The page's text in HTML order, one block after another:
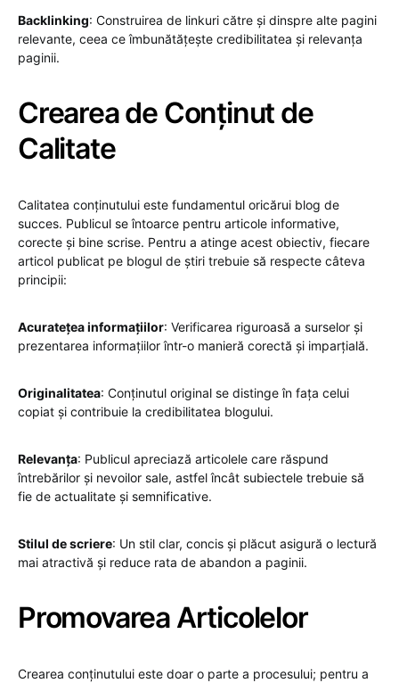
Backlinking: Construirea de linkuri către și dinspre alte pagini
relevante, ceea ce îmbunătățește credibilitatea și relevanța
paginii.
Crearea de Conținut de
Calitate
Calitatea conținutului este fundamentul oricărui blog de
succes. Publicul se întoarce pentru articole informative,
corecte și bine scrise. Pentru a atinge acest obiectiv, fiecare
articol publicat pe blogul de știri trebuie să respecte câteva
principii:
Acuratețea informațiilor: Verificarea riguroasă a surselor și
prezentarea informațiilor într-o manieră corectă și imparțială.
Originalitatea: Conținutul original se distinge în fața celui
copiat și contribuie la credibilitatea blogului.
Relevanța: Publicul apreciază articolele care răspund
întrebărilor și nevoilor sale, astfel încât subiectele trebuie să
fie de actualitate și semnificative.
Stilul de scriere: Un stil clar, concis și plăcut asigură o lectură
mai atractivă și reduce rata de abandon a paginii.
Promovarea Articolelor
Crearea conținutului este doar o parte a procesului; pentru a